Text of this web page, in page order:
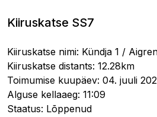
Kiiruskatse SS7
Kiiruskatse nimi: Kündja 1 /
Kiiruskatse distants: 12.28km
Toimumise kuupäev: 04. juuli
Alguse kellaaeg: 11:09
Staatus: Lõppenud